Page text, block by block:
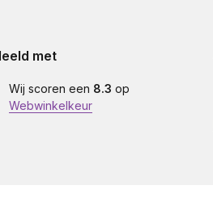
met
Wij scoren een 8.3 op
Webwinkelkeur